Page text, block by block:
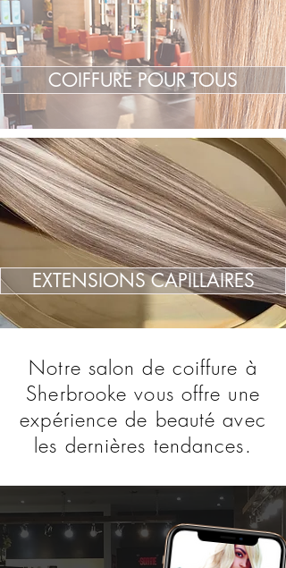
COIFFURE POUR TOUS
EXTENSIONS CAPILLAIRES
Notre salon de coiffure à
Sherbrooke vous offre une
expérience de beauté avec
les dernières tendances.